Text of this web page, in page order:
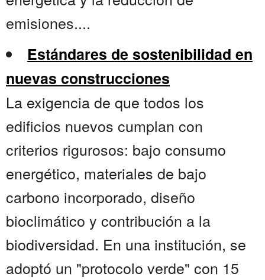
emisiones....
Estándares de sostenibilidad en
nuevas construcciones
La exigencia de que todos los
edificios nuevos cumplan con
criterios rigurosos: bajo consumo
energético, materiales de bajo
carbono incorporado, diseño
bioclimático y contribución a la
biodiversidad. En una institución, se
adoptó un "protocolo verde" con 15